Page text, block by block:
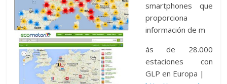
smartphones que
proporciona
información de m
ás de 28.000
estaciones con
GLP en Europa |